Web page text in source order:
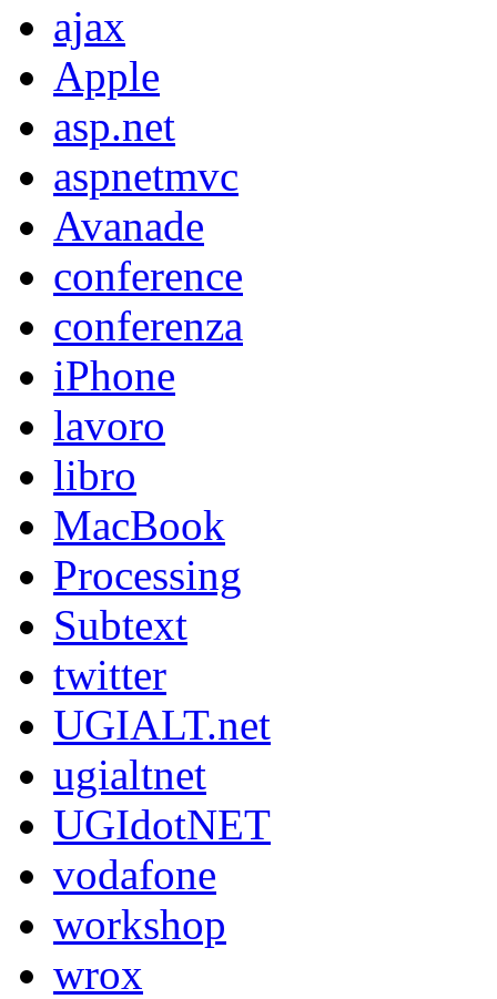
ajax
Apple
asp.net
aspnetmvc
Avanade
conference
conferenza
iPhone
lavoro
libro
MacBook
Processing
Subtext
twitter
UGIALT.net
ugialtnet
UGIdotNET
vodafone
workshop
wrox